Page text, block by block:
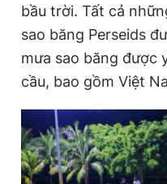
bầu trời. Tất cả
sao băng Perseids
mưa sao băng được
cầu, bao gồm Việt